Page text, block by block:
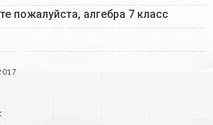
пожалуйста, алгебра 7 класс​